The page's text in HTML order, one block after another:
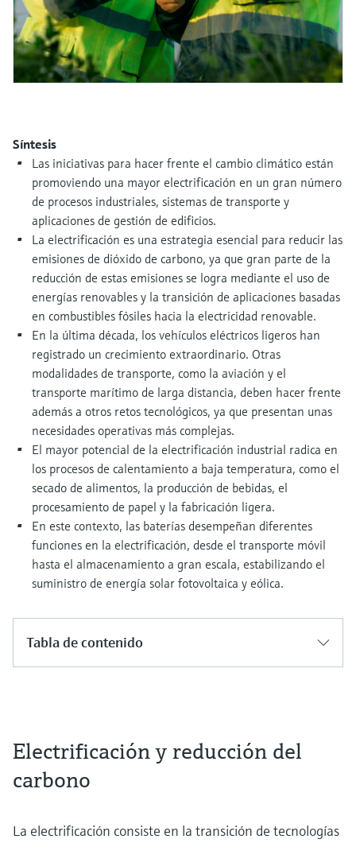
Visor de dispositivos
Encuentre información y documentación
específicas sobre los productos.
código de pedido o número de serie
electromecánico
Medición de nivel por barrera de
microondas
Ver todos
Medición mediante transmisión de
microondas
la transparencia de los procesos
para una toma de decisiones más
sólida y fundamentada
Síntesis
Las iniciativas para hacer frente el cambio climático están
promoviendo una mayor electrificación en un gran número
de procesos industriales, sistemas de transporte y
aplicaciones de gestión de edificios.
La electrificación es una estrategia esencial para reducir las
emisiones de dióxido de carbono, ya que gran parte de la
reducción de estas emisiones se logra mediante el uso de
energías renovables y la transición de aplicaciones basadas
en combustibles fósiles hacia la electricidad renovable.
En la última década, los vehículos eléctricos ligeros han
registrado un crecimiento extraordinario. Otras
modalidades de transporte, como la aviación y el
transporte marítimo de larga distancia, deben hacer frente
además a otros retos tecnológicos, ya que presentan unas
necesidades operativas más complejas.
El mayor potencial de la electrificación industrial radica en
los procesos de calentamiento a baja temperatura, como el
secado de alimentos, la producción de bebidas, el
procesamiento de papel y la fabricación ligera.
En este contexto, las baterías desempeñan diferentes
funciones en la electrificación, desde el transporte móvil
hasta el almacenamiento a gran escala, estabilizando el
suministro de energía solar fotovoltaica y eólica.
Tabla de contenido
Electrificación y reducción del
carbono
La electrificación consiste en la transición de tecnologías